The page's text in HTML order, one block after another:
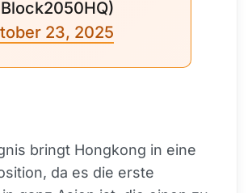
23, 2025
bringt Hongkong in eine
da es die erste